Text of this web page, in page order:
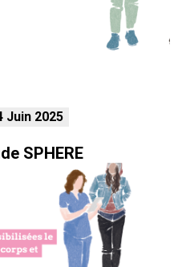
Juin 2025
SPHERE